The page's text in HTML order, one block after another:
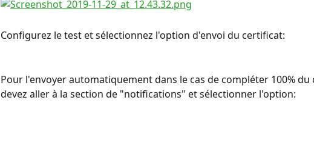
Configurez le test et sélectionnez l'option d'envoi du certificat:
Pour l'envoyer automatiquement dans le cas de compléter 100% du
devez aller à la section de "notifications" et sélectionner l'option: